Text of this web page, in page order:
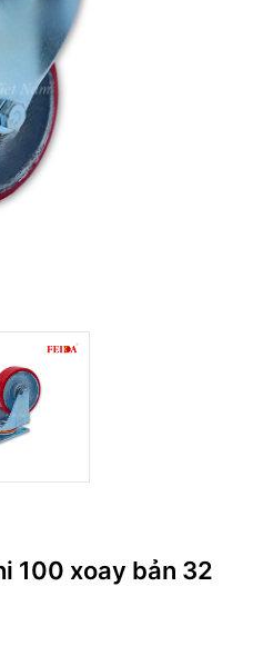
100 xoay bản 32